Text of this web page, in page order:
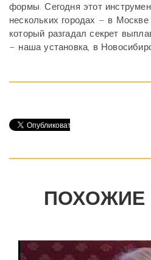
формы. Сегодня этот
нескольких городах – в
который разгадал секрет
– наша установка, в
ПОХОЖИЕ